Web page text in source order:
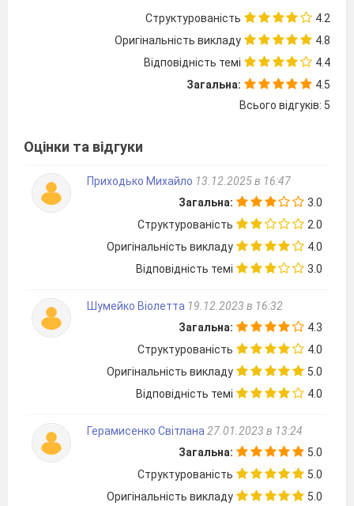
Структурованість
4.2
Оригінальність викладу
4.8
Відповідність темі
4.4
Загальна:
4.5
Всього відгуків: 5
Оцінки та відгуки
Приходько Михайло 13.12.2025 в 16:47
Загальна:
3.0
Структурованість
2.0
Оригінальність викладу
4.0
Відповідність темі
3.0
Шумейко Віолетта 19.12.2023 в 16:32
Загальна:
4.3
Структурованість
4.0
Оригінальність викладу
5.0
Відповідність темі
4.0
Герамисенко Світлана 27.01.2023 в 13:24
Загальна:
5.0
Структурованість
5.0
Оригінальність викладу
5.0